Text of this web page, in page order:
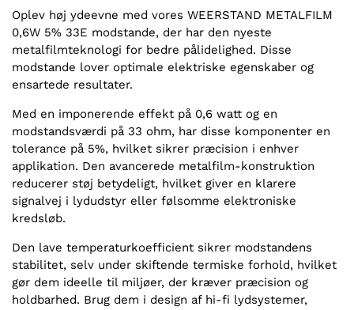
Oplev høj ydeevne med vores WEERSTAND METALFILM
0,6W 5% 33E modstande, der har den nyeste
metalfilmteknologi for bedre pålidelighed. Disse
modstande lover optimale elektriske egenskaber og
ensartede resultater.
Med en imponerende effekt på 0,6 watt og en
modstandsværdi på 33 ohm, har disse komponenter en
tolerance på 5%, hvilket sikrer præcision i enhver
applikation. Den avancerede metalfilm-konstruktion
reducerer støj betydeligt, hvilket giver en klarere
signalvej i lydudstyr eller følsomme elektroniske
kredsløb.
Den lave temperaturkoefficient sikrer modstandens
stabilitet, selv under skiftende termiske forhold, hvilket
gør dem ideelle til miljøer, der kræver præcision og
holdbarhed. Brug dem i design af hi-fi lydsystemer,